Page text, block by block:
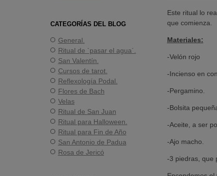
CATEGORÍAS DEL BLOG
General.
Ritual de `pasar el agua´.
San Valentín.
Cursos de tarot.
Reflexología Podal.
Flores de Bach
Velas
Ritual de San Juan
Ritual para Halloween.
Ritual para Fin de Año
San Antonio de Padua
Rosa de Jericó
Este ritual lo
que comienza.
Materiales:
-Velón rojo
-Incienso en
-Pergamino.
-Bolsita
-Aceite, a ser
-Ajo macho.
-3 piedras, que